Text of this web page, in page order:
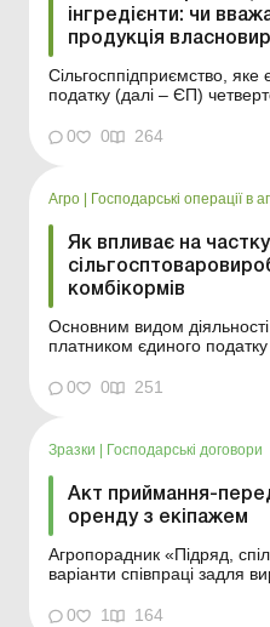
інгредієнти: чи
продукція
Сільгосппідприємство,
податку (далі – ЄП)
виробництва томатного
власна сировина
0 0 264
Агро | Господарські операції в
Як впливає на частку
комбікормів
Основним видом
платником єдиного податку
орендованих земельних
займається виробництвом
цієї діяльнос...
0 0 251
Зразки Господарські договори
Акт приймання-
оренду з екіпажем
Агропорадник «Підряд,
варіанти співпраці задля
бухоблік» Збирання врожаю: як оформити залучення
0 1 164